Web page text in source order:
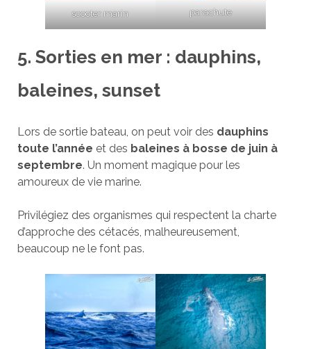
scooter marin parachute
5. Sorties en mer : dauphins,
baleines, sunset
Lors de sortie bateau, on peut voir des dauphins
toute l’année et des baleines à bosse de juin à
septembre. Un moment magique pour les
amoureux de vie marine.
Privilégiez des organismes qui respectent la charte
d’approche des cétacés, malheureusement,
beaucoup ne le font pas.